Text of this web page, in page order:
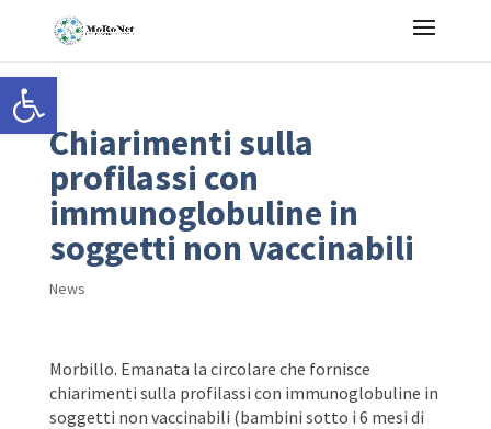
Open toolbar
Chiarimenti sulla
profilassi con
immunoglobuline in
soggetti non vaccinabili
News
Morbillo. Emanata la circolare che fornisce
chiarimenti sulla profilassi con immunoglobuline in
soggetti non vaccinabili (bambini sotto i 6 mesi di